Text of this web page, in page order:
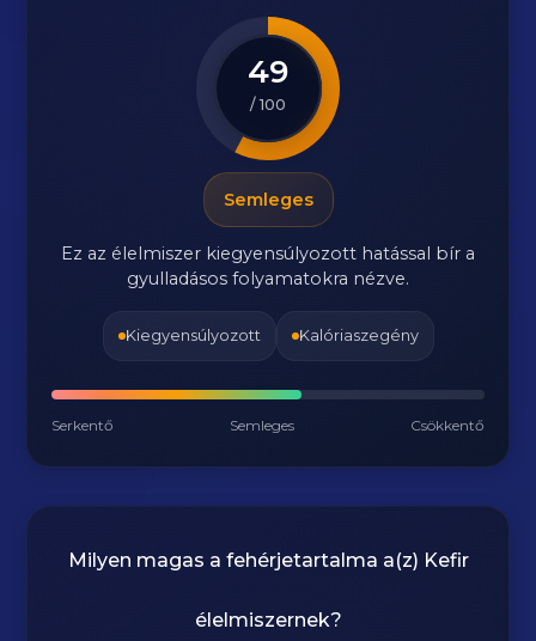
49
/ 100
Semleges
Ez az élelmiszer kiegyensúlyozott hatással bír a
gyulladásos folyamatokra nézve.
Kiegyensúlyozott Kalóriaszegény
Serkentő Semleges Csökkentő
Milyen magas a fehérjetartalma a(z) Kefir
élelmiszernek?